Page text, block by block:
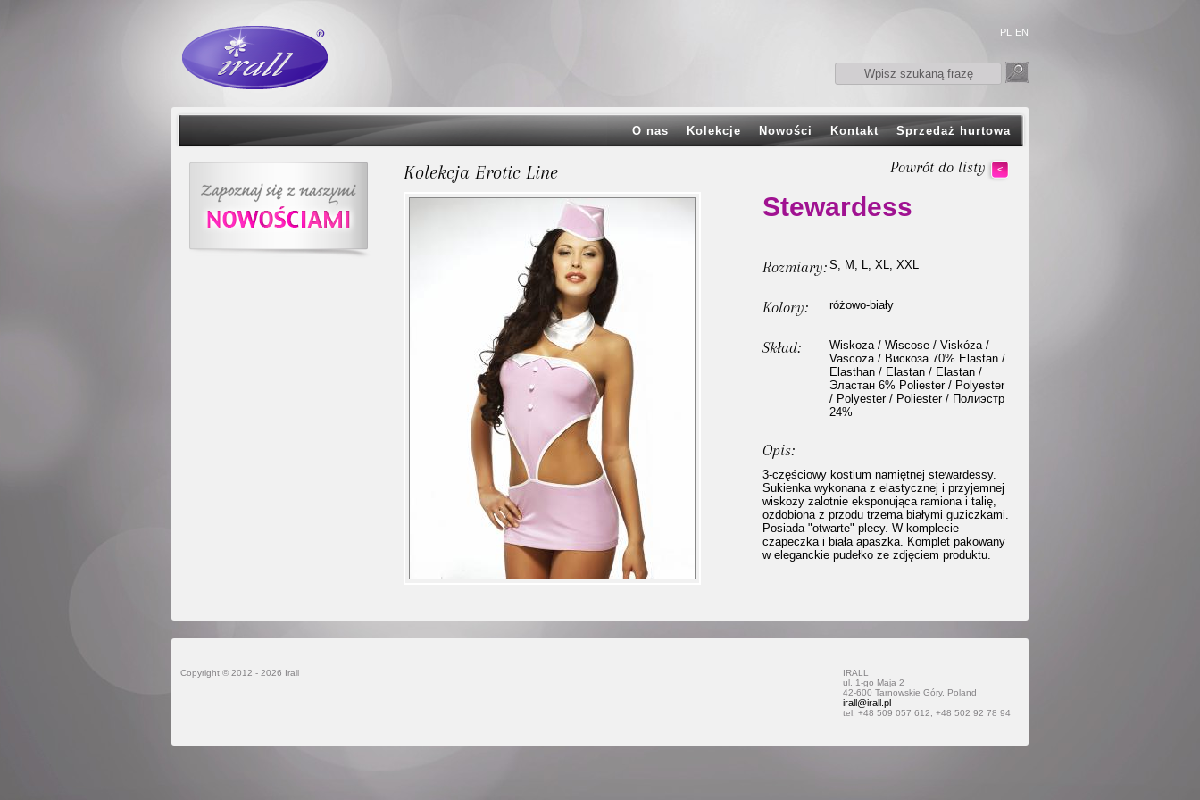
PL EN
O nas Kolekcje Nowości Kontakt Sprzedaż hurtowa
Kolekcja Erotic Line Powrót do listy <
Stewardess
Rozmiary: S, M, L, XL, XXL
Kolory: różowo-biały
Skład:
Wiskoza / Wiscose / Viskóza /
Vascoza / Вискоза 70% Elastan /
Elasthan / Elastan / Elastan /
Эластан 6% Poliester / Polyester
/ Polyester / Poliester / Полиэстр
24%
Opis:
3-częściowy kostium namiętnej stewardessy.
Sukienka wykonana z elastycznej i przyjemnej
wiskozy zalotnie eksponująca ramiona i talię,
ozdobiona z przodu trzema białymi guziczkami.
Posiada "otwarte" plecy. W komplecie
czapeczka i biała apaszka. Komplet pakowany
w eleganckie pudełko ze zdjęciem produktu.
Copyright © 2012 - 2026 Irall
IRALL
ul. 1-go Maja 2
42-600 Tarnowskie Góry, Poland
irall@irall.pl
tel: +48 509 057 612; +48 502 92 78 94